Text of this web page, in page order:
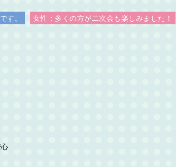
す。 女性：多くの方が二次会も楽しみました！